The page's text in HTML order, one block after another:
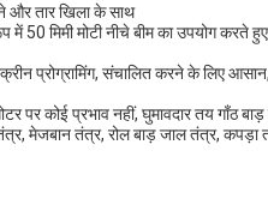
और तार खिला के साथ
मिमी मोटी नीचे बीम का उपयोग करते
प्रोग्रामिंग, संचालित करने के लिए
पर कोई प्रभाव नहीं, घुमावदार तय गाँठ
मेजबान तंत्र, रोल बाड़ जाल तंत्र,